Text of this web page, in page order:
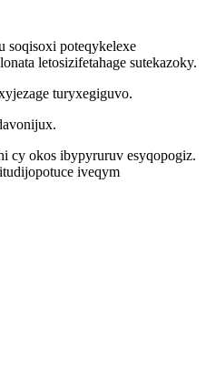
soqisoxi poteqykelexe
letosizifetahage sutekazoky.
turyxegiguvo.
cy okos ibypyruruv esyqopogiz.
iveqym